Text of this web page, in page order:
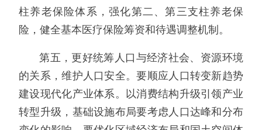
柱养老保险体系，强化第二、第三支柱养老保
险，健全基本医疗保险筹资和待遇调整机制。
第五，更好统筹人口与经济社会、资源环境
的关系，维护人口安全。要顺应人口转变新趋势
建设现代化产业体系。以消费结构升级引领产业
转型升级，基础设施布局要考虑人口达峰和分布